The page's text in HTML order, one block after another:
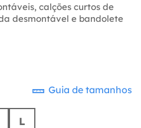
calções curtos de
desmontável e bandolete
Guia de tamanhos
L